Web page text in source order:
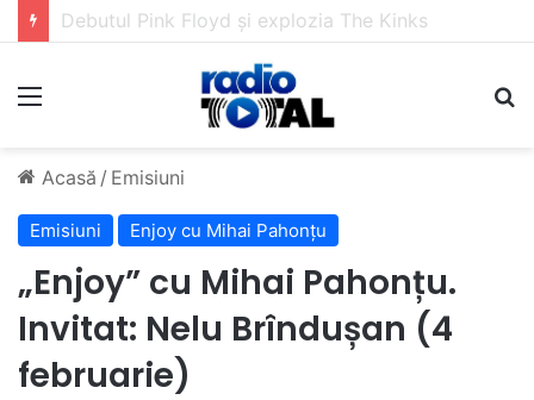
Meniu
Acasă / Emisiuni
Emisiuni Enjoy cu Mihai Pahonțu
„Enjoy” cu Mihai Pahonțu.
Invitat: Nelu Brîndușan (4
februarie)